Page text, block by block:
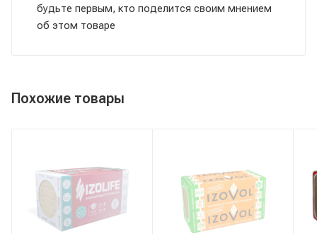
будьте первым, кто поделится своим мнением
об этом товаре
Похожие товары